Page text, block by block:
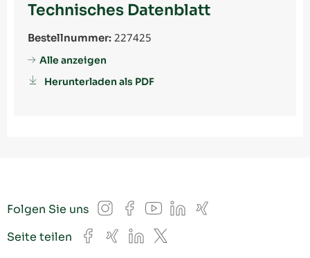
Technisches Datenblatt
Bestellnummer: 227425
Alle anzeigen
Herunterladen als PDF
Folgen Sie uns Instagram
Facebook
YouTube
LinkedIn
Xing
Seite teilen Facebook
XingLinkedIn
X